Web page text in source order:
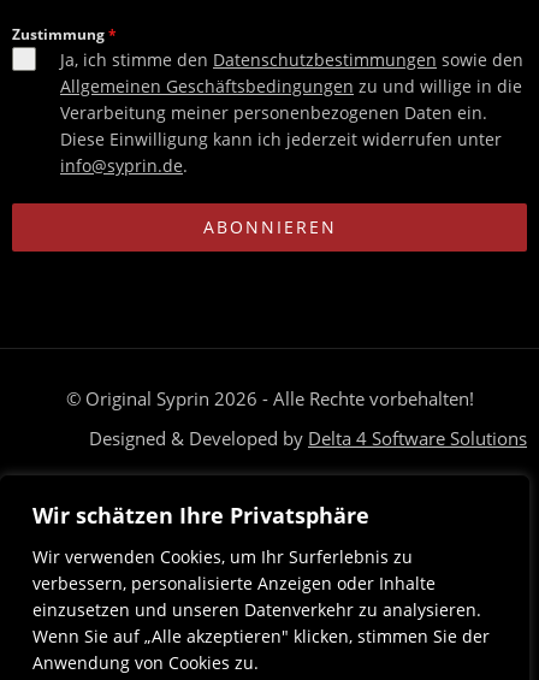
Wir schätzen Ihre Privatsphäre
Wir verwenden Cookies, um Ihr Surferlebnis zu
verbessern, personalisierte Anzeigen oder Inhalte
einzusetzen und unseren Datenverkehr zu analysieren.
Wenn Sie auf „Alle akzeptieren" klicken, stimmen Sie der
Anwendung von Cookies zu.
Zustimmung*
Ja, ich stimme den Datenschutzbestimmungen sowie den
Allgemeinen Geschäftsbedingungen zu und willige in die
Verarbeitung meiner personenbezogenen Daten ein.
Diese Einwilligung kann ich jederzeit widerrufen unter
info@syprin.de.
ABONNIEREN
© Original Syprin 2026 - Alle Rechte vorbehalten!
Designed & Developed by Delta 4 Software Solutions
Deutsch Magyar(Ungarisch